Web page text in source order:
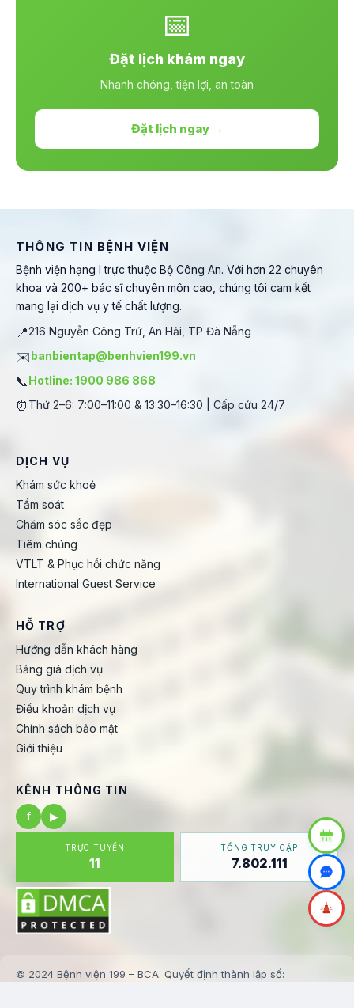
📅
Đặt lịch khám ngay
Nhanh chóng, tiện lợi, an toàn
Đặt lịch ngay →
THÔNG TIN BỆNH VIỆN
Bệnh viện hạng I trực thuộc Bộ Công An. Với hơn 22 chuyên
khoa và 200+ bác sĩ chuyên môn cao, chúng tôi cam kết
mang lại dịch vụ y tế chất lượng.
📍216 Nguyễn Công Trứ, An Hải, TP Đà Nẵng
✉️banbientap@benhvien199.vn
📞Hotline: 1900 986 868
⏰ Thứ 2–6: 7:00–11:00 & 13:30–16:30 | Cấp cứu 24/7
DỊCH VỤ
Khám sức khoẻ
Tầm soát
Chăm sóc sắc đẹp
Tiêm chủng
VTLT & Phục hồi chức năng
International Guest Service
HỖ TRỢ
Hướng dẫn khách hàng
Bảng giá dịch vụ
Quy trình khám bệnh
Điều khoản dịch vụ
Chính sách bảo mật
Giới thiệu
KÊNH THÔNG TIN
f
▶
TRỰC TUYẾN
11
TỔNG TRUY CẬP
7.802.111
© 2024 Bệnh viện 199 – BCA. Quyết định thành lập số: